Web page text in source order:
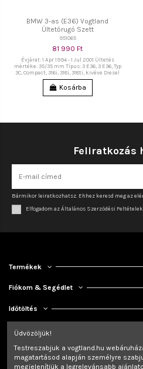
BMW 3-as (E36) Vogtland
Ültetőrugó Szett
951065
81 990 Ft
Évjárat: 1 Apr 1994 - 1 Jul 2001 Ültetés
mértéke: 35/35 mm Típus: 3 E36, 3 E36, Typ
3C, Compact, 316i, 318i, 318ti, kivéve Diesel
Kosárba
Feliratkozás
Bármikor leiratkozhatsz. Ehhez keresd meg az
Elfogadom az Általános Szerződési
Termékek
Fiókom & Segédlet
Időtöltés
Kapcsolat
Üdvözöljük!
Testreszabjuk a vogtland.hu
magatartásod alapján személyre
megjelenítjük a legrelevánsabb